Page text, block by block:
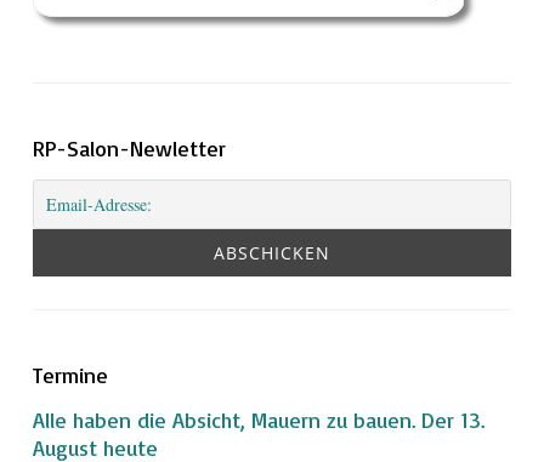
RP-Salon-Newletter
Termine
Alle haben die Absicht, Mauern zu bauen. Der 13.
August heute